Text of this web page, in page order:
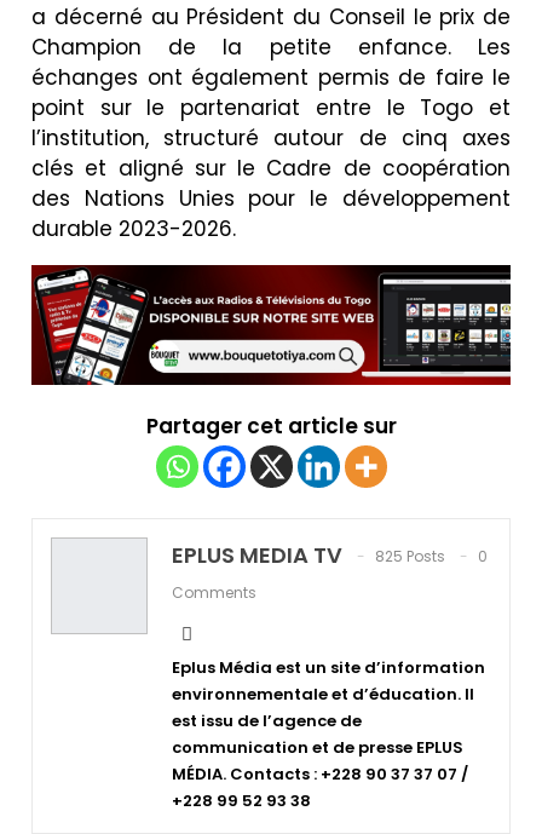
a décerné au Président du Conseil le prix de
Champion de la petite enfance. Les
échanges ont également permis de faire le
point sur le partenariat entre le Togo et
l’institution, structuré autour de cinq axes
clés et aligné sur le Cadre de coopération
des Nations Unies pour le développement
durable 2023-2026.
Partager cet article sur
EPLUS MEDIA TV 825 Posts
0
Comments
Eplus Média est un site d’information
environnementale et d’éducation. Il
est issu de l’agence de
communication et de presse EPLUS
MÉDIA. Contacts : +228 90 37 37 07 /
+228 99 52 93 38